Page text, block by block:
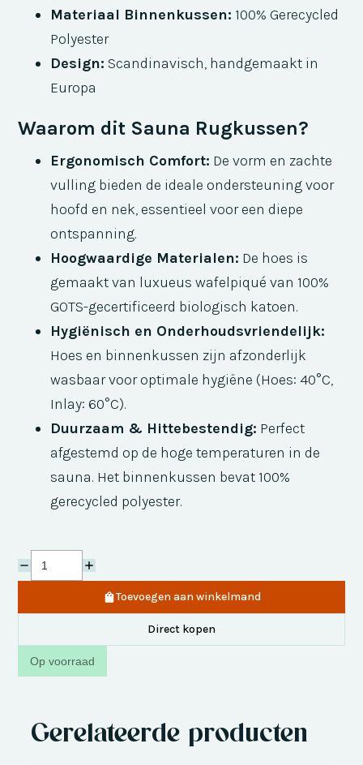
Materiaal Binnenkussen: 100% Gerecycled
Polyester
Design: Scandinavisch, handgemaakt in
Europa
Waarom dit Sauna Rugkussen?
Ergonomisch Comfort: De vorm en zachte
vulling bieden de ideale ondersteuning voor
hoofd en nek, essentieel voor een diepe
ontspanning.
Hoogwaardige Materialen: De hoes is
gemaakt van luxueus wafelpiqué van 100%
GOTS-gecertificeerd biologisch katoen.
Hygiënisch en Onderhoudsvriendelijk:
Hoes en binnenkussen zijn afzonderlijk
wasbaar voor optimale hygiëne (Hoes: 40°C,
Inlay: 60°C).
Duurzaam & Hittebestendig: Perfect
afgestemd op de hoge temperaturen in de
sauna. Het binnenkussen bevat 100%
gerecycled polyester.
Toevoegen aan winkelmand
Direct kopen
Op voorraad
Gerelateerde producten